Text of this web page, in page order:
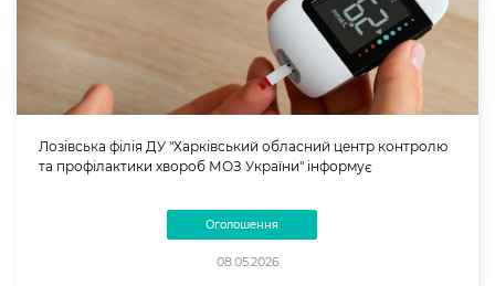
Лозівська філія ДУ "Харківський обласний центр контролю
та профілактики хвороб МОЗ України" інформує
Оголошення
08.05.2026